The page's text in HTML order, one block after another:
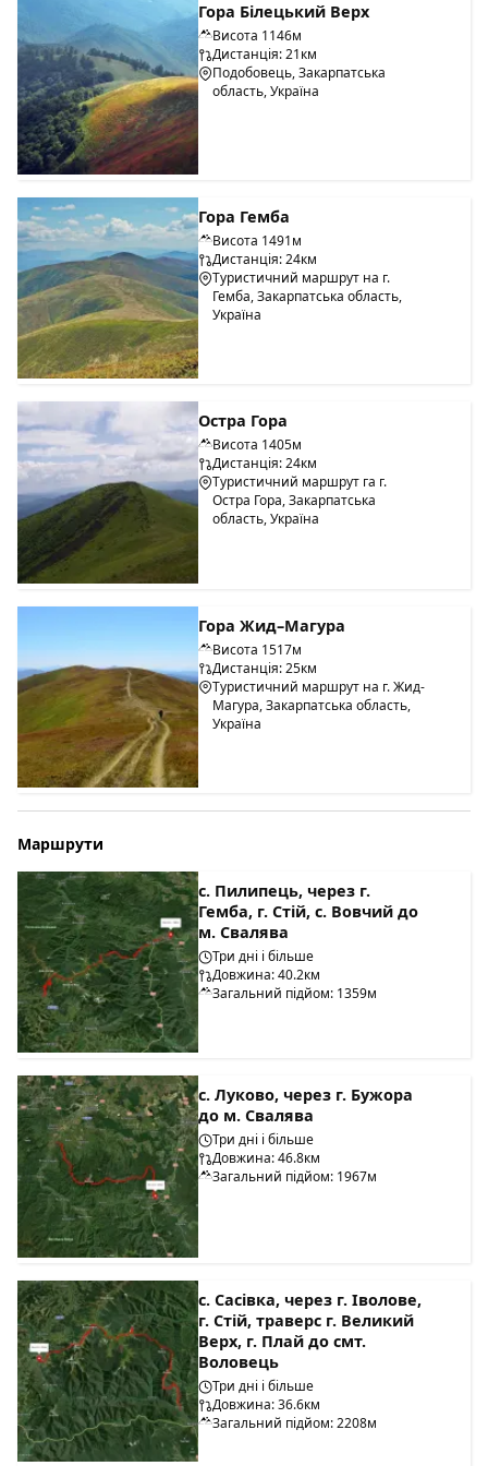
Гора Білецький Верх
Висота 1146м
Дистанція: 21км
Подобовець, Закарпатська
область, Україна
Гора Гемба
Висота 1491м
Дистанція: 24км
Туристичний маршрут на г.
Гемба, Закарпатська область,
Україна
Остра Гора
Висота 1405м
Дистанція: 24км
Туристичний маршрут га г.
Остра Гора, Закарпатська
область, Україна
Гора Жид–Магура
Висота 1517м
Дистанція: 25км
Туристичний маршрут на г. Жид-
Магура, Закарпатська область,
Україна
Маршрути
с. Пилипець, через г.
Гемба, г. Стій, с. Вовчий до
м. Свалява
Три дні і більше
Довжина: 40.2км
Загальний підйом: 1359м
с. Луково, через г. Бужора
до м. Свалява
Три дні і більше
Довжина: 46.8км
Загальний підйом: 1967м
с. Сасівка, через г. Іволове,
г. Стій, траверс г. Великий
Верх, г. Плай до смт.
Воловець
Три дні і більше
Довжина: 36.6км
Загальний підйом: 2208м